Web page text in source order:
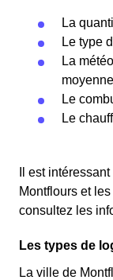
La
Le type
La
Le
Le
Il est
Montflours et
consultez les
Les types de
La ville de